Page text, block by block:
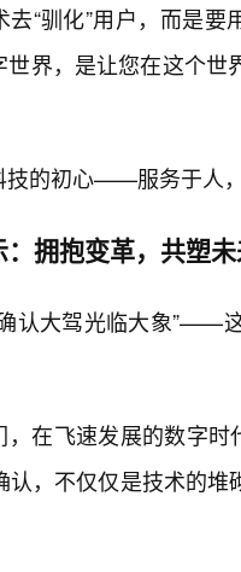
“驯化”用户，而是
世界，是让您在这个
技的初心——服务于人
：拥抱变革，共塑
认大驾光临大象”——
，在飞速发展的数字时
认，不仅仅是技术的